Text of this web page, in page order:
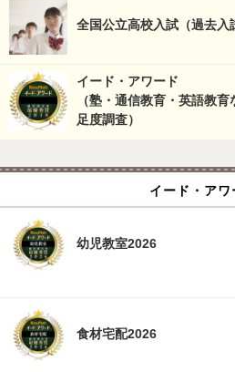
全国公立高校入試（過去入
イード・アワード
（塾・通信教育・英語教
足度調査）
イード・アワ
幼児教室2026
食材宅配2026